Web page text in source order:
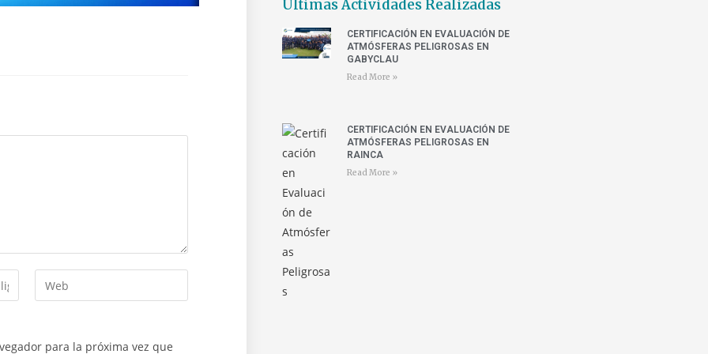
para la próxima vez que
Últimas Actividades Realizadas
CERTIFICACIÓN EN EVALUACIÓN DE
ATMÓSFERAS PELIGROSAS EN
GABYCLAU
Read More »
CERTIFICACIÓN EN EVALUACIÓN DE
ATMÓSFERAS PELIGROSAS EN
RAINCA
Read More »